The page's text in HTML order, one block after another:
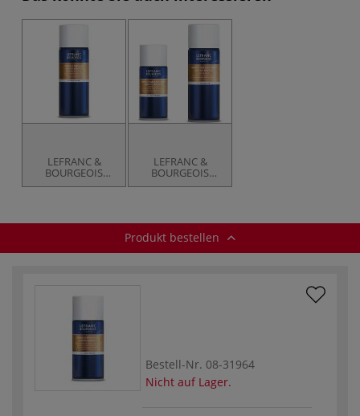
LEFRANC &
BOURGEOIS
Schlussfirnis,
LEFRANC &
BOURGEOIS
Schlussfirnis-
Produkt bestellen
Bestell-Nr. 08-31964
Nicht auf Lager.